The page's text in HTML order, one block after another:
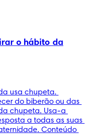
o hábito da
usa chupeta.
do biberão ou das
chupeta. Usa-a
a todas as suas
Conteúdo